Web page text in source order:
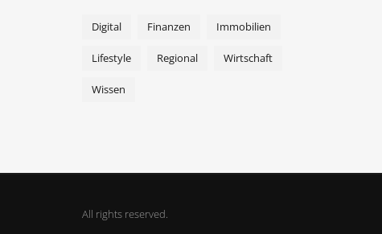
Digital Finanzen Immobilien
Lifestyle Regional Wirtschaft
Wissen
All rights reserved.